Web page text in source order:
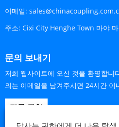
이메일:
주소: Cixi City Henghe Town 마야
문의 보내기
저희 웹사이트에 오신 것을 환영합니
의는 이메일을 남겨주시면 24시간 이
지금 문의